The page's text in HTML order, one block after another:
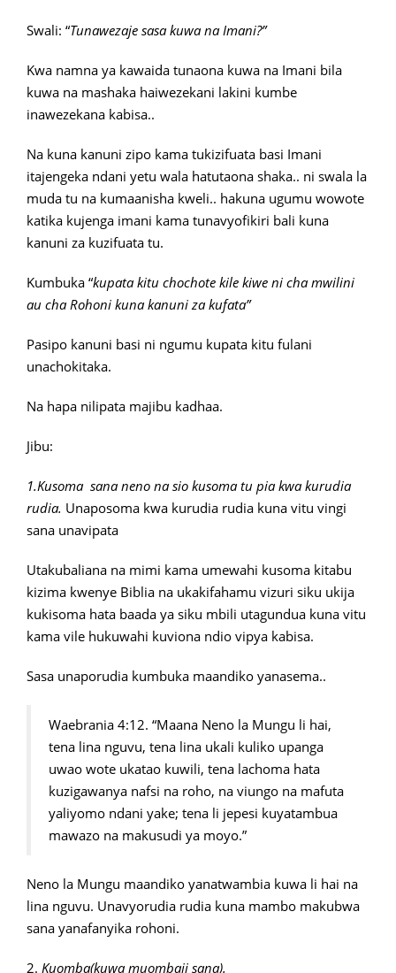
Swali: “Tunawezaje sasa kuwa na Imani?”
Kwa namna ya kawaida tunaona kuwa na Imani bila
kuwa na mashaka haiwezekani lakini kumbe
inawezekana kabisa..
Na kuna kanuni zipo kama tukizifuata basi Imani
itajengeka ndani yetu wala hatutaona shaka.. ni swala la
muda tu na kumaanisha kweli.. hakuna ugumu wowote
katika kujenga imani kama tunavyofikiri bali kuna
kanuni za kuzifuata tu.
Kumbuka “kupata kitu chochote kile kiwe ni cha mwilini
au cha Rohoni kuna kanuni za kufata”
Pasipo kanuni basi ni ngumu kupata kitu fulani
unachokitaka.
Na hapa nilipata majibu kadhaa.
Jibu:
1.Kusoma sana neno na sio kusoma tu pia kwa kurudia
rudia. Unaposoma kwa kurudia rudia kuna vitu vingi
sana unavipata
Utakubaliana na mimi kama umewahi kusoma kitabu
kizima kwenye Biblia na ukakifahamu vizuri siku ukija
kukisoma hata baada ya siku mbili utagundua kuna vitu
kama vile hukuwahi kuviona ndio vipya kabisa.
Sasa unaporudia kumbuka maandiko yanasema..
Waebrania 4:12. “Maana Neno la Mungu li hai,
tena lina nguvu, tena lina ukali kuliko upanga
uwao wote ukatao kuwili, tena lachoma hata
kuzigawanya nafsi na roho, na viungo na mafuta
yaliyomo ndani yake; tena li jepesi kuyatambua
mawazo na makusudi ya moyo.”
Neno la Mungu maandiko yanatwambia kuwa li hai na
lina nguvu. Unavyorudia rudia kuna mambo makubwa
sana yanafanyika rohoni.
2. Kuomba(kuwa muombaji sana).